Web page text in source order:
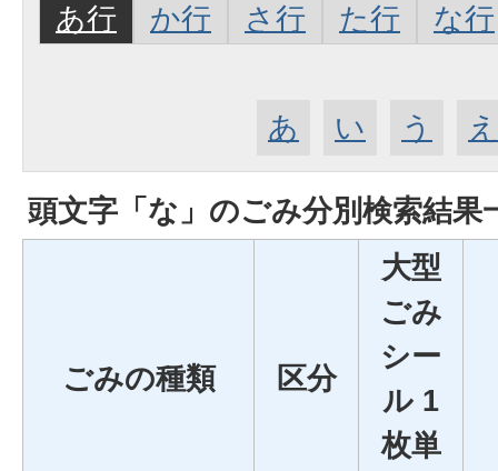
あ行
か行 さ行 た行 な行
あ い う え
頭文字「 な 」のごみ分別検索結果
ごみの種類 区分
大型
ごみ
シー
ル 1
枚単